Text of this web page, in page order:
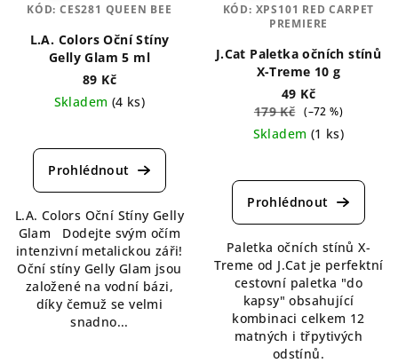
L.A. Colors Oční Stíny
Gelly Glam 5 ml
89 Kč
Skladem (4 ks)
hodnocení
produktu
z
5
hvězdiček.
L.A. Colors Oční Stíny Gelly
Glam Dodejte svým očím
intenzivní metalickou záři!
Oční stíny Gelly Glam jsou
založené na vodní bázi,
díky čemuž se velmi
snadno...
KÓD:CES281 QUEEN BEE
J.Cat Paletka očních stínů
X-Treme 10 g
49 Kč
179 Kč (–72 %)
Skladem (1 ks)
hodnocení
produktu
z
5
hvězdiček.
Paletka očních stínů X-
Treme od J.Cat je perfektní
cestovní paletka "do
kapsy" obsahující
kombinaci celkem 12
matných i třpytivých
odstínů.
KÓD: XPS101 RED CARPET
PREMIERE